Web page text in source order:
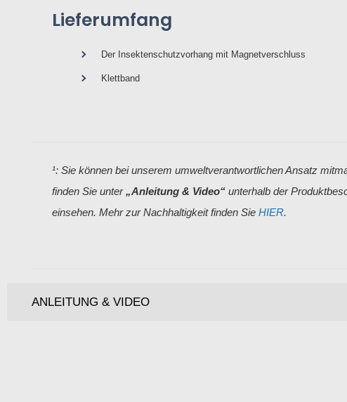
Lieferumfang
Der Insektenschutzvorhang mit Magnetverschluss
Klettband
¹: Sie können bei unserem umweltverantwortlichen Ansatz
finden Sie unter„Anleitung & Video“ unterhalb der
einsehen. Mehr zur Nachhaltigkeit finden Sie HIER.
ANLEITUNG & VIDEO